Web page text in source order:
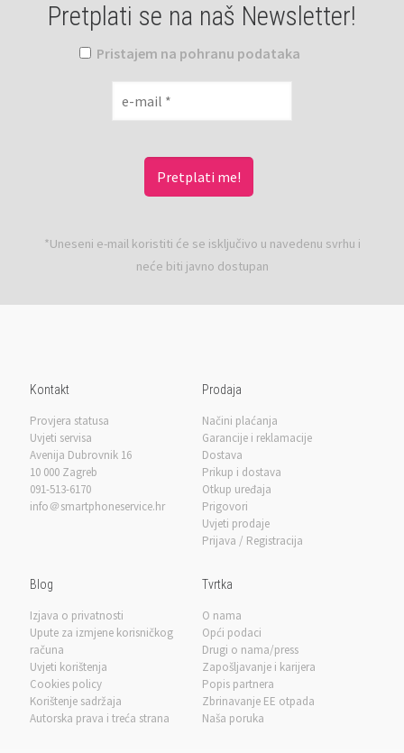
Pretplati se na naš Newsletter!
Pristajem na pohranu podataka
*Uneseni e-mail koristiti će se isključivo u navedenu svrhu i
neće biti javno dostupan
Kontakt
Provjera statusa
Uvjeti servisa
Avenija Dubrovnik 16
10 000 Zagreb
091-513-6170
info＠smartphoneservice.hr
Prodaja
Načini plaćanja
Garancije i reklamacije
Dostava
Prikup i dostava
Otkup uređaja
Prigovori
Uvjeti prodaje
Prijava / Registracija
Blog
Izjava o privatnosti
Upute za izmjene korisničkog
računa
Uvjeti korištenja
Cookies policy
Korištenje sadržaja
Autorska prava i treća strana
Tvrtka
O nama
Opći podaci
Drugi o nama/press
Zapošljavanje i karijera
Popis partnera
Zbrinavanje EE otpada
Naša poruka